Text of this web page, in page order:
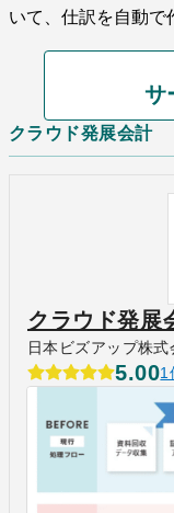
いて、仕訳を自動で
サ
クラウド発展会計
クラウド発展
日本ビズアップ株式
5.001